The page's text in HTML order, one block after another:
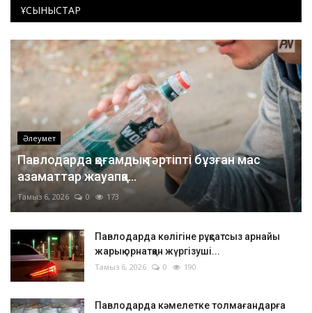
ҰСЫНЫСТАР
Әлеумет
Павлодарда қоғамдық тәртіпті бұзған мас
азаматтар жауапқа...
Тамыз 6, 2026 0 173
Павлодарда көлігіне рұқсатсыз арнайы
жарық орнатқан жүргізуші...
Тамыз 6, 2026 0 190
Павлодарда кәмелетке толмағандарға